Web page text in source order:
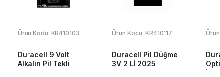
Ürün Kodu: KR410103
Duracell 9 Volt
Alkalin Pil Tekli
Ürün Kodu: KR410117
Duracell Pil Düğme
3V 2 Lİ 2025